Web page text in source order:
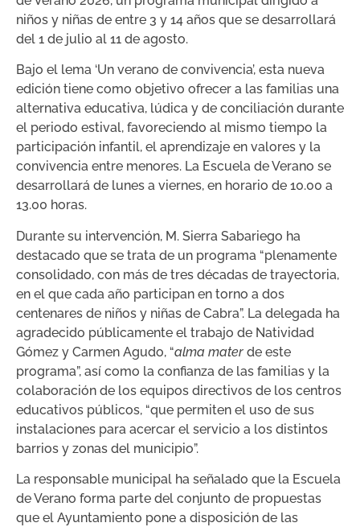
niños y niñas de entre 3 y 14 años que se desarrollará
del 1 de julio al 11 de agosto.
Bajo el lema ‘Un verano de convivencia’, esta nueva
edición tiene como objetivo ofrecer a las familias una
alternativa educativa, lúdica y de conciliación durante
el periodo estival, favoreciendo al mismo tiempo la
participación infantil, el aprendizaje en valores y la
convivencia entre menores. La Escuela de Verano se
desarrollará de lunes a viernes, en horario de 10.00 a
13.00 horas.
Durante su intervención, M. Sierra Sabariego ha
destacado que se trata de un programa “plenamente
consolidado, con más de tres décadas de trayectoria,
en el que cada año participan en torno a dos
centenares de niños y niñas de Cabra”. La delegada ha
agradecido públicamente el trabajo de Natividad
Gómez y Carmen Agudo, “alma mater de este
programa”, así como la confianza de las familias y la
colaboración de los equipos directivos de los centros
educativos públicos, “que permiten el uso de sus
instalaciones para acercar el servicio a los distintos
barrios y zonas del municipio”.
La responsable municipal ha señalado que la Escuela
de Verano forma parte del conjunto de propuestas
que el Ayuntamiento pone a disposición de las